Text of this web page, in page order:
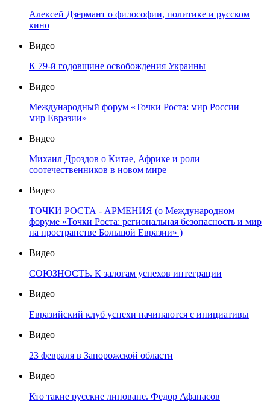
Алексей Дзермант о философии, политике и русском
кино
Видео
К 79-й годовщине освобождения Украины
Видео
Международный форум «Точки Роста: мир России —
мир Евразии»
Видео
Михаил Дроздов о Китае, Африке и роли
соотечественников в новом мире
Видео
ТОЧКИ РОСТА - АРМЕНИЯ (о Международном
форуме «Точки Роста: региональная безопасность и мир
на пространстве Большой Евразии» )
Видео
СОЮЗНОСТЬ. К залогам успехов интеграции
Видео
Евразийский клуб успехи начинаются с инициативы
Видео
23 февраля в Запорожской области
Видео
Кто такие русские липоване. Федор Афанасов